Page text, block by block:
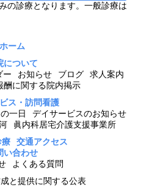
の診療となります。一般診療は
ホーム
について
ー お知らせ ブログ
求人案内
酬に関する院内掲示
ス・訪問看護
一日
デイサービスのお知らせ
眞内科居宅介護支援事業所
療
交通アクセス
い合わせ
よくある質問
と提供に関する公表